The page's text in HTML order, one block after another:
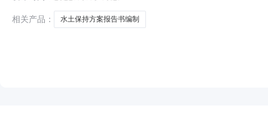
平台，所发布信息的
相关产品：
水土保持方案报告书编制